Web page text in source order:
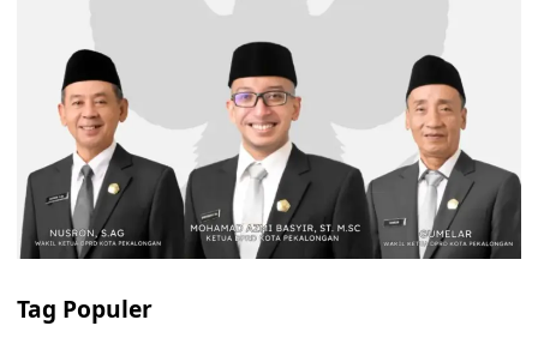
Tag Populer